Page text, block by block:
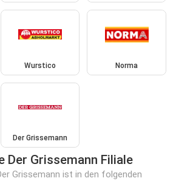
Wurstico Norma
Der Grissemann
Der Grissemann Filiale
Grissemann ist in den folgenden